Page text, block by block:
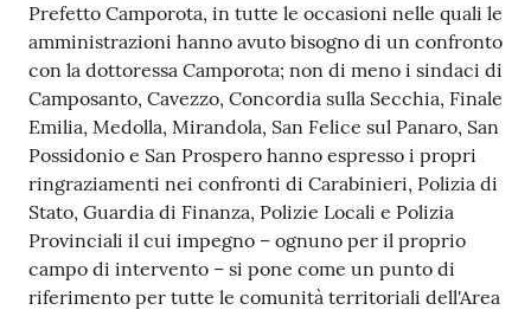
Prefetto Camporota, in tutte le occasioni nelle quali le
amministrazioni hanno avuto bisogno di un confronto
con la dottoressa Camporota; non di meno i sindaci di
Camposanto, Cavezzo, Concordia sulla Secchia, Finale
Emilia, Medolla, Mirandola, San Felice sul Panaro, San
Possidonio e San Prospero hanno espresso i propri
ringraziamenti nei confronti di Carabinieri, Polizia di
Stato, Guardia di Finanza, Polizie Locali e Polizia
Provinciali il cui impegno – ognuno per il proprio
campo di intervento – si pone come un punto di
riferimento per tutte le comunità territoriali dell'Area